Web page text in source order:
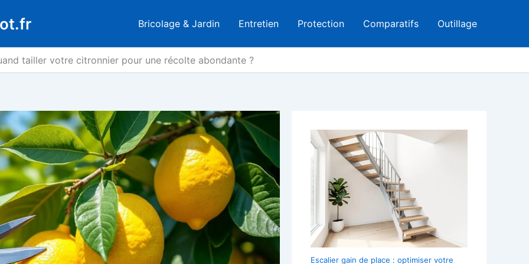
Bricolage & Jardin Entretien Protection Comparatifs Outillage
tailler votre citronnier pour une récolte abondante ?
Escalier gain de place : optimiser votre